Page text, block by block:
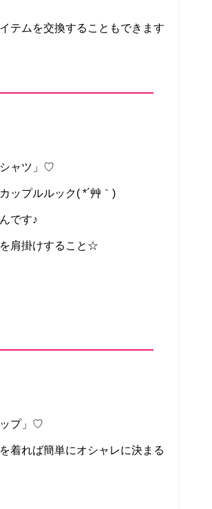
テムを交換することもできます
シャツ」♡
ップルルック( *´艸｀)
です♪
肩掛けすること☆
ップ」♡
着れば簡単にオシャレに決まる